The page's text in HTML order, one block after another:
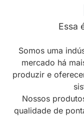
Essa
Somos uma
mercado há
produzir e
Nossos
qualidade de